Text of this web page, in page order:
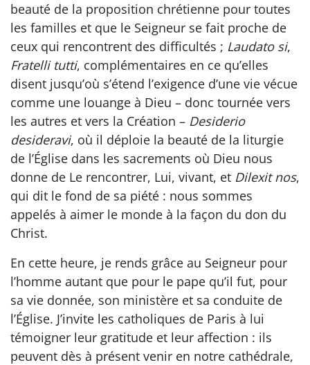
beauté de la proposition chrétienne pour toutes
les familles et que le Seigneur se fait proche de
ceux qui rencontrent des difficultés ; Laudato si,
Fratelli tutti, complémentaires en ce qu’elles
disent jusqu’où s’étend l’exigence d’une vie vécue
comme une louange à Dieu – donc tournée vers
les autres et vers la Création – Desiderio
desideravi, où il déploie la beauté de la liturgie
de l’Église dans les sacrements où Dieu nous
donne de Le rencontrer, Lui, vivant, et Dilexit nos,
qui dit le fond de sa piété : nous sommes
appelés à aimer le monde à la façon du don du
Christ.
En cette heure, je rends grâce au Seigneur pour
l’homme autant que pour le pape qu’il fut, pour
sa vie donnée, son ministère et sa conduite de
l’Église. J’invite les catholiques de Paris à lui
témoigner leur gratitude et leur affection : ils
peuvent dès à présent venir en notre cathédrale,